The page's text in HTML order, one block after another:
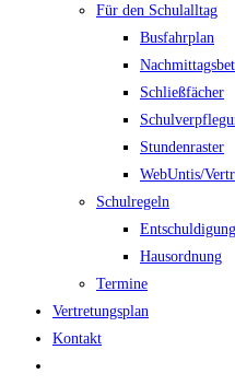
Für den Schulalltag
Busfahrplan
Schließfächer
Stundenraster
WebUntis/
Schulregeln
Hausordnung
Termine
Vertretungsplan
Kontakt